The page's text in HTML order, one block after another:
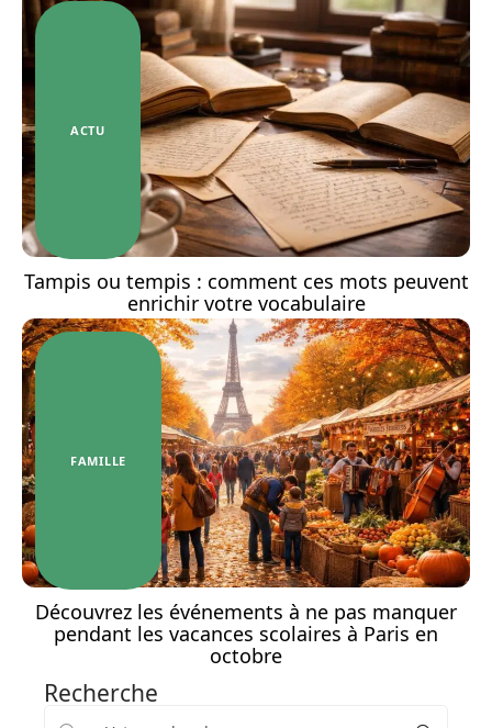
ACTU
Tampis ou tempis : comment ces mots peuvent
enrichir votre vocabulaire
FAMILLE
Découvrez les événements à ne pas manquer
pendant les vacances scolaires à Paris en
octobre
Recherche